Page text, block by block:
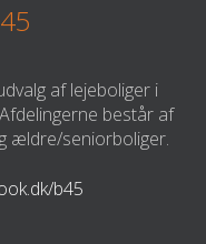
af lejeboliger i
består af
ældre/seniorboliger.
b45